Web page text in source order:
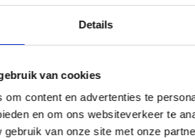
Details
van cookies
om content en advertenties te
en om ons websiteverkeer te
gebruik van onze site met onze